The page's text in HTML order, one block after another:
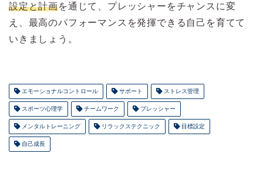
設定と計画を通じて、プレッシャーをチャンスに変
え、最高のパフォーマンスを発揮できる自己を育てて
いきましょう。
エモーショナルコントロール サポート ストレス管理
スポーツ心理学 チームワーク プレッシャー
メンタルトレーニング リラックステクニック 目標設定
自己成長